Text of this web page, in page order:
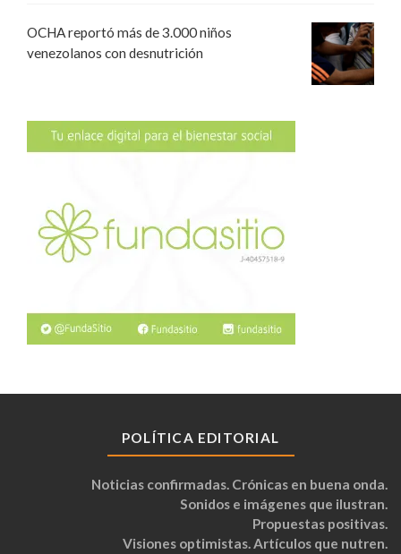
OCHA reportó más de 3.000 niños
venezolanos con desnutrición
POLÍTICA EDITORIAL
Noticias confirmadas. Crónicas en buena onda.
Sonidos e imágenes que ilustran.
Propuestas positivas.
Visiones optimistas. Artículos que nutren.